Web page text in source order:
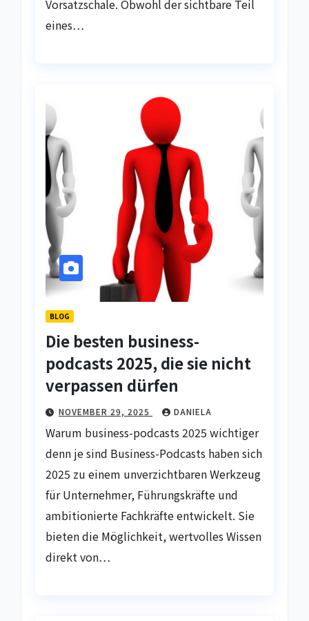
Vorsatzschale. Obwohl der sichtbare Teil
eines…
BLOG
Die besten business-
podcasts 2025, die sie nicht
verpassen dürfen
NOVEMBER 29, 2025 DANIELA
Warum business-podcasts 2025 wichtiger
denn je sind Business-Podcasts haben sich
2025 zu einem unverzichtbaren Werkzeug
für Unternehmer, Führungskräfte und
ambitionierte Fachkräfte entwickelt. Sie
bieten die Möglichkeit, wertvolles Wissen
direkt von…